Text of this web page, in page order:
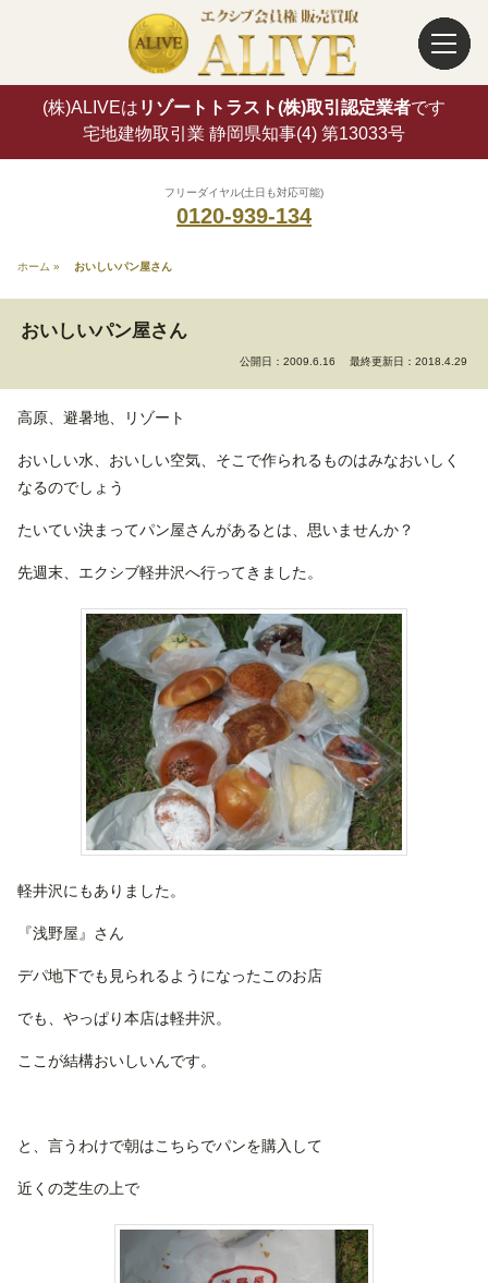
(株)ALIVEは リゾートトラスト(株)取引認定業者です
宅地建物取引業 静岡県知事(4) 第13033号
フリーダイヤル(土日も対応可能)
0120-939-134
ホーム » おいしいパン屋さん
おいしいパン屋さん
公開日：2009.6.16 最終更新日：2018.4.29
高原、避暑地、リゾート
おいしい水、おいしい空気、そこで作られるものはみなおいしく
なるのでしょう
たいてい決まってパン屋さんがあるとは、思いませんか？
先週末、エクシブ軽井沢へ行ってきました。
軽井沢にもありました。
『浅野屋』さん
デパ地下でも見られるようになったこのお店
でも、やっぱり本店は軽井沢。
ここが結構おいしいんです。
と、言うわけで朝はこちらでパンを購入して
近くの芝生の上で